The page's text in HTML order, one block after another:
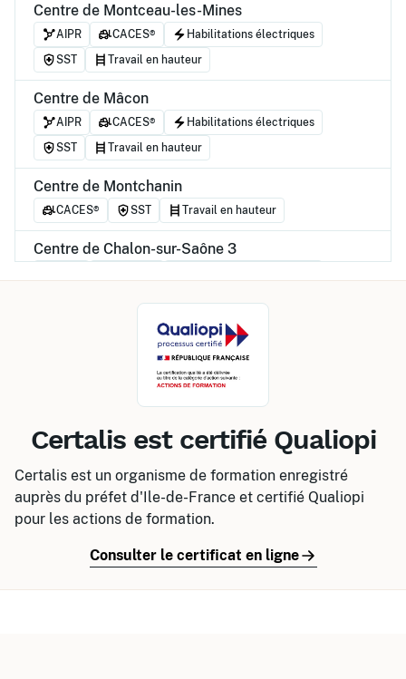
Centre de Montceau-les-Mines
AIPR CACES®
Habilitations électriques
SST
Travail en hauteur
Centre de Mâcon
AIPR CACES®
Habilitations électriques
SST
Travail en hauteur
Centre de Montchanin
CACES® SST Travail en hauteur
Centre de Chalon-sur-Saône 3
Centre de Chalon-sur-Saône 2
Habilitations électriques
Travail en hauteur
SST
Centre de Saint-Loup-de-Varennes
CACES®
Centre de Chalon-sur-Saône 1
Certalis est certifié Qualiopi
Certalis est un organisme de formation enregistré
auprès du préfet d'Ile-de-France et certifié Qualiopi
pour les actions de formation.
Consulter le certificat en ligne